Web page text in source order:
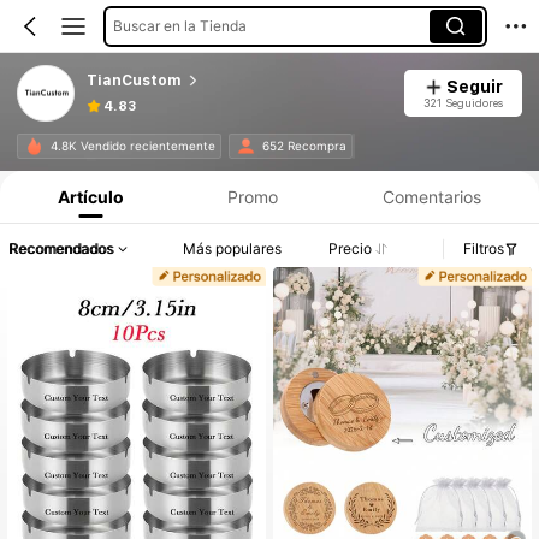
Buscar en la Tienda
TianCustom
4.83
Seguir
321 Seguidores
4.8K Vendido recientemente 652 Recompra
Artículo Promo Comentarios
Recomendados Más populares Precio Filtros